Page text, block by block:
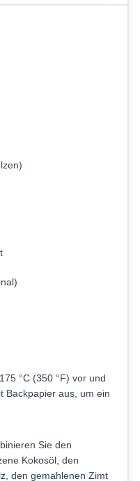
°C (350 °F) vor und
Backpapier aus, um ein
Sie den
Kokosöl, den
den gemahlenen Zimt